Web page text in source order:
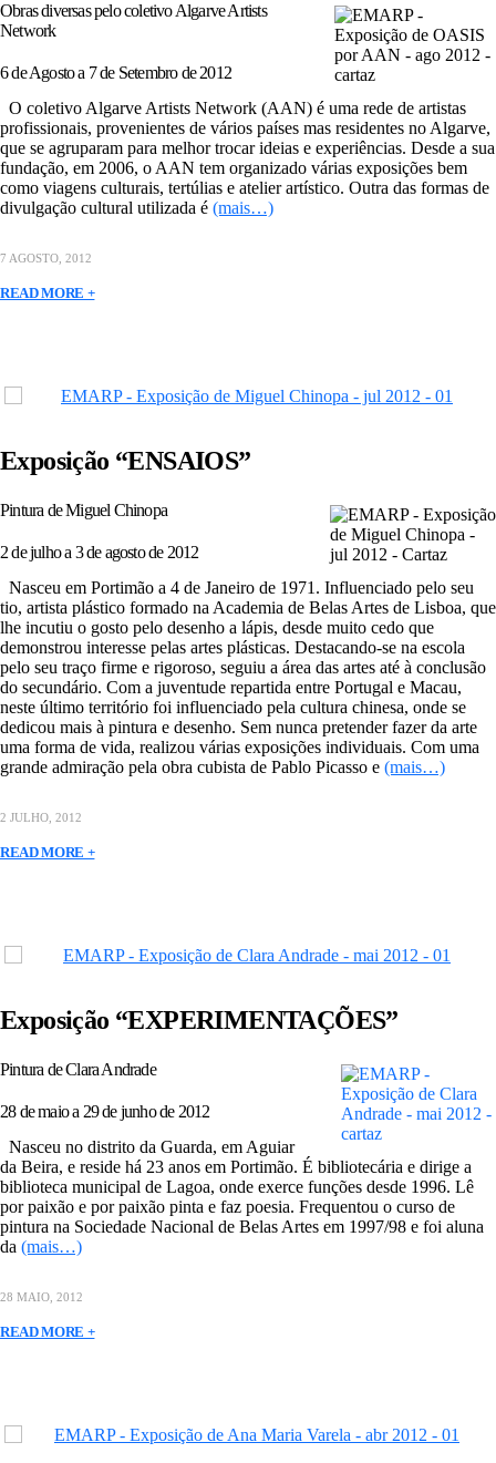
Obras diversas pelo coletivo Algarve Artists
Network
6 de Agosto a 7 de Setembro de 2012
O coletivo Algarve Artists Network (AAN) é uma rede de artistas
profissionais, provenientes de vários países mas residentes no Algarve,
que se agruparam para melhor trocar ideias e experiências. Desde a sua
fundação, em 2006, o AAN tem organizado várias exposições bem
como viagens culturais, tertúlias e atelier artístico. Outra das formas de
divulgação cultural utilizada é (mais…)
7 AGOSTO, 2012
READ MORE +
Exposição “ENSAIOS”
Pintura de Miguel Chinopa
2 de julho a 3 de agosto de 2012
Nasceu em Portimão a 4 de Janeiro de 1971. Influenciado pelo seu
tio, artista plástico formado na Academia de Belas Artes de Lisboa, que
lhe incutiu o gosto pelo desenho a lápis, desde muito cedo que
demonstrou interesse pelas artes plásticas. Destacando-se na escola
pelo seu traço firme e rigoroso, seguiu a área das artes até à conclusão
do secundário. Com a juventude repartida entre Portugal e Macau,
neste último território foi influenciado pela cultura chinesa, onde se
dedicou mais à pintura e desenho. Sem nunca pretender fazer da arte
uma forma de vida, realizou várias exposições individuais. Com uma
grande admiração pela obra cubista de Pablo Picasso e (mais…)
2 JULHO, 2012
READ MORE +
Exposição “EXPERIMENTAÇÕES”
Pintura de Clara Andrade
28 de maio a 29 de junho de 2012
Nasceu no distrito da Guarda, em Aguiar
da Beira, e reside há 23 anos em Portimão. É bibliotecária e dirige a
biblioteca municipal de Lagoa, onde exerce funções desde 1996. Lê
por paixão e por paixão pinta e faz poesia. Frequentou o curso de
pintura na Sociedade Nacional de Belas Artes em 1997/98 e foi aluna
da (mais…)
28 MAIO, 2012
READ MORE +